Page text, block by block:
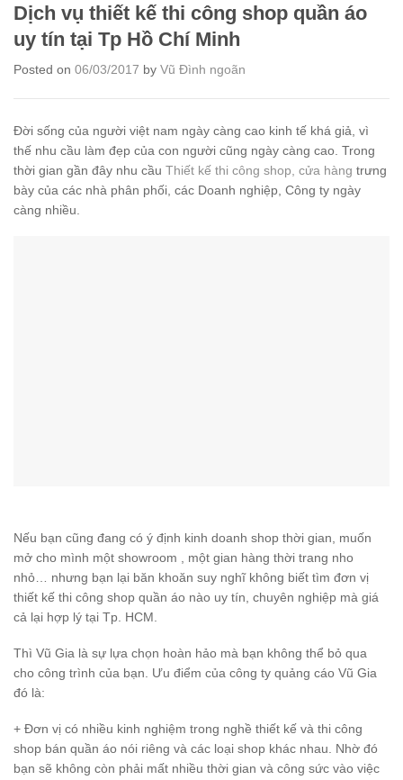
Dịch vụ thiết kế thi công shop quần áo
uy tín tại Tp Hồ Chí Minh
Posted on 06/03/2017 by Vũ Đình ngoãn
Đời sống của người việt nam ngày càng cao kinh tế khá giả, vì
thế nhu cầu làm đẹp của con người cũng ngày càng cao. Trong
thời gian gần đây nhu cầu Thiết kế thi công shop, cửa hàng trưng
bày của các nhà phân phối, các Doanh nghiệp, Công ty ngày
càng nhiều.
Nếu bạn cũng đang có ý định kinh doanh shop thời gian, muốn
mở cho mình một showroom , một gian hàng thời trang nho
nhỏ… nhưng bạn lại băn khoăn suy nghĩ không biết tìm đơn vị
thiết kế thi công shop quần áo nào uy tín, chuyên nghiệp mà giá
cả lại hợp lý tại Tp. HCM.
Thì Vũ Gia là sự lựa chọn hoàn hảo mà bạn không thể bỏ qua
cho công trình của bạn. Ưu điểm của công ty quảng cáo Vũ Gia
đó là:
+ Đơn vị có nhiều kinh nghiệm trong nghề thiết kế và thi công
shop bán quần áo nói riêng và các loại shop khác nhau. Nhờ đó
bạn sẽ không còn phải mất nhiều thời gian và công sức vào việc